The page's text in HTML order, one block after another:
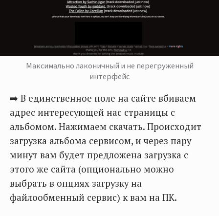
Максимально лаконичный и не перегруженный
интерфейс
➡️ В единственное поле на сайте вбиваем
адрес интересующей нас страницы с
альбомом. Нажимаем скачать. Происходит
загрузка альбома сервисом, и через пару
минут вам будет предложена загрузка с
этого же сайта (опционально можно
выбрать в опциях загрузку на
файлообменный сервис) к вам на ПК.